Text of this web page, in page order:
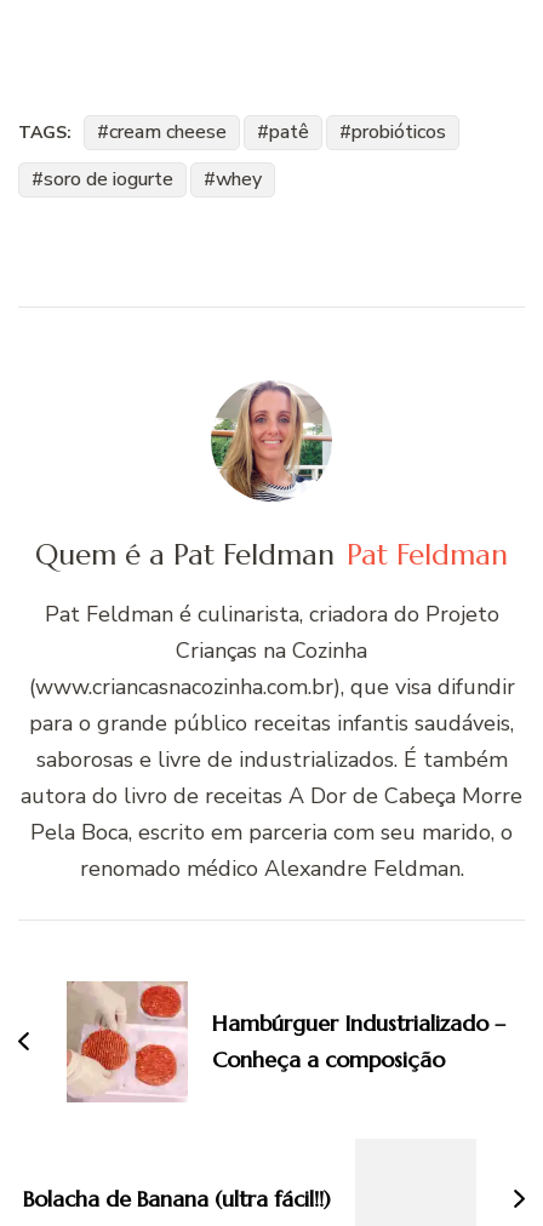
TAGS: cream cheese patê
probióticos
soro de iogurte
whey
Quem é a Pat Feldman Pat Feldman
Pat Feldman é culinarista, criadora do Projeto
Crianças na Cozinha
(www.criancasnacozinha.com.br), que visa difundir
para o grande público receitas infantis saudáveis,
saborosas e livre de industrializados. É também
autora do livro de receitas A Dor de Cabeça Morre
Pela Boca, escrito em parceria com seu marido, o
renomado médico Alexandre Feldman.
post
Hambúrguer Industrializado –
Conheça a composição
Bolacha de Banana (ultra fácil!!)